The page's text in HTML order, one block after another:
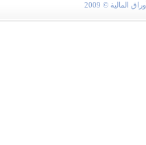
© 2009